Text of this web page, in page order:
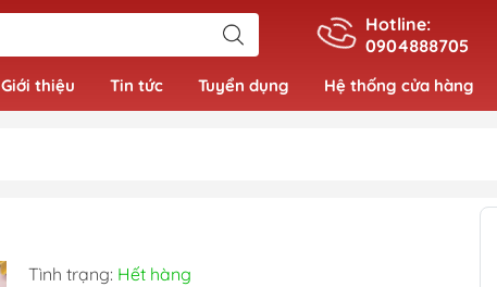
Hotline:
0904888705
Áo bé gái
Giới thiệu Tin tức Tuyển dụng Hệ thống cửa hàng
Tình trạng: Hết hàng